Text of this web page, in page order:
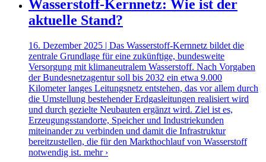
Wasserstoff-Kernnetz: Wie ist der
aktuelle Stand?
16. Dezember 2025 | Das Wasserstoff-Kernnetz bildet die
zentrale Grundlage für eine zukünftige, bundesweite
Versorgung mit klimaneutralem Wasserstoff. Nach Vorgaben
der Bundesnetzagentur soll bis 2032 ein etwa 9.000
Kilometer langes Leitungsnetz entstehen, das vor allem durch
die Umstellung bestehender Erdgasleitungen realisiert wird
und durch gezielte Neubauten ergänzt wird. Ziel ist es,
Erzeugungsstandorte, Speicher und Industriekunden
miteinander zu verbinden und damit die Infrastruktur
bereitzustellen, die für den Markthochlauf von Wasserstoff
notwendig ist. mehr ›